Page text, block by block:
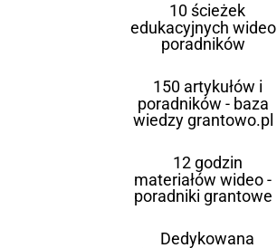
10 ścieżek
edukacyjnych wideo
poradników
150 artykułów i
poradników - baza
wiedzy grantowo.pl
12 godzin
materiałów wideo -
poradniki grantowe
Dedykowana